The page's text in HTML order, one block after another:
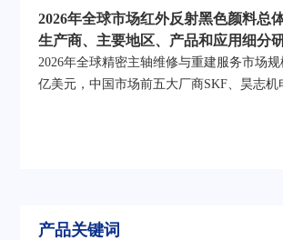
2026年全球市场红外反射黑色颜料总
生产商、主要地区、产品和应用细分
2026年全球精密主轴维修与重建服务市场规
亿美元，中国市场前五大厂商SKF、昊志机
产品关键词